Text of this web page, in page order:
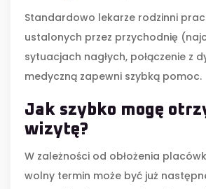
Standardowo lekarze rodzinni
ustalonych przez przychodnię
sytuacjach nagłych, połączenie z
medyczną zapewni szybką pomoc.
Jak szybko mogę
wizytę?
W zależności od obłożenia
wolny termin może być już